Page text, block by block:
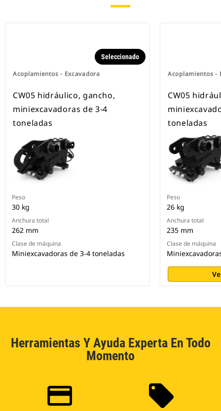
Acoplamientos - Excavadora
Seleccionado
CW05 hidráulico, gancho,
miniexcavadoras de 3-4
toneladas
Peso
30 kg
Anchura total
262 mm
Clase de máquina
Miniexcavadoras de 3-4 toneladas
Acoplamientos -
CW05
toneladas
Peso
26 kg
Anchura total
235 mm
Clase de máquina
Herramientas Y Ayuda Experta En Todo
Momento